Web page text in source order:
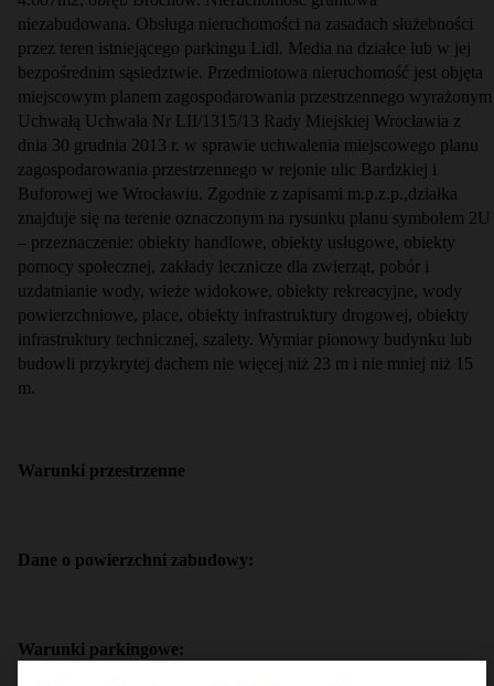
niezabudowana. Obsługa nieruchomości na zasadach służebności
przez teren istniejącego parkingu Lidl. Media na działce lub w jej
bezpośrednim sąsiedztwie. Przedmiotowa nieruchomość jest objęta
miejscowym planem zagospodarowania przestrzennego wyrażonym
Uchwałą Uchwała Nr LII/1315/13 Rady Miejskiej Wrocławia z
dnia 30 grudnia 2013 r. w sprawie uchwalenia miejscowego planu
zagospodarowania przestrzennego w rejonie ulic Bardzkiej i
Buforowej we Wrocławiu. Zgodnie z zapisami m.p.z.p.,działka
znajduje się na terenie oznaczonym na rysunku planu symbolem 2U
– przeznaczenie: obiekty handlowe, obiekty usługowe, obiekty
pomocy społecznej, zakłady lecznicze dla zwierząt, pobór i
uzdatnianie wody, wieże widokowe, obiekty rekreacyjne, wody
powierzchniowe, place, obiekty infrastruktury drogowej, obiekty
infrastruktury technicznej, szalety. Wymiar pionowy budynku lub
budowli przykrytej dachem nie więcej niż 23 m i nie mniej niż 15
m.
Warunki przestrzenne
Dane o powierzchni zabudowy:
Warunki parkingowe: